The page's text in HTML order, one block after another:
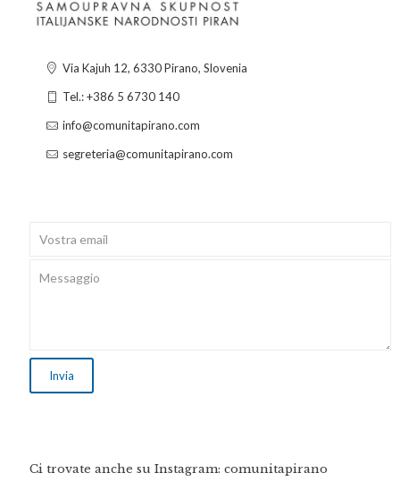
Via Kajuh 12, 6330 Pirano, Slovenia
Tel.: +386 5 6730 140
info@comunitapirano.com
segreteria@comunitapirano.com
Ci trovate anche su Instagram: comunitapirano